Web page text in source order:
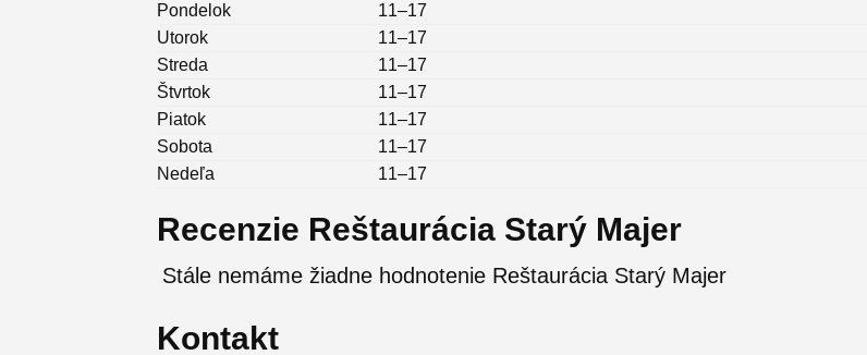
Pondelok
11–17
Utorok
11–17
Streda
11–17
Štvrtok
11–17
Piatok
11–17
Sobota
11–17
Nedeľa
11–17
Recenzie Reštaurácia Starý Majer
Stále nemáme žiadne hodnotenie Reštaurácia Starý Majer
Kontakt